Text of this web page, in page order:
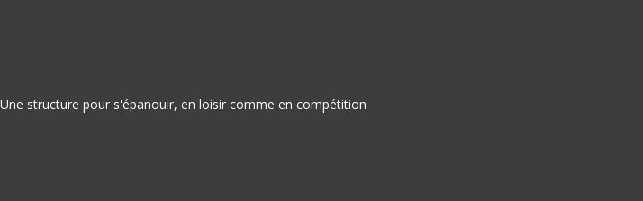
structure pour s'épanouir, en loisir comme en compétition